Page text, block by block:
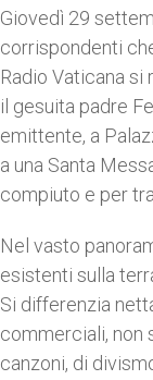
Giovedì 29
corrispondenti
Radio Vaticana si
il gesuita padre
emittente, a
a una Santa
compiuto e per
Nel vasto
esistenti sulla
Si differenzia
commerciali, non
canzoni, di